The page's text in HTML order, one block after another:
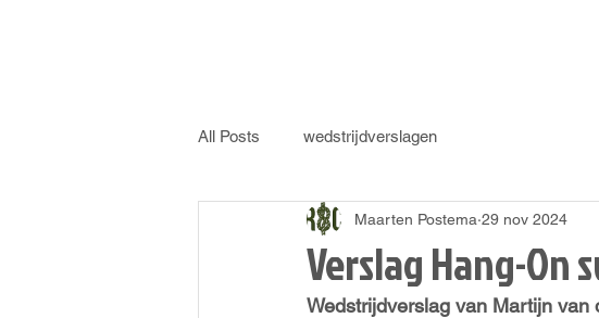
All Posts wedstrijdverslagen
Verslag Hang-
Maarten Postema 29 nov 2024
Wedstrijdverslag van Martijn van